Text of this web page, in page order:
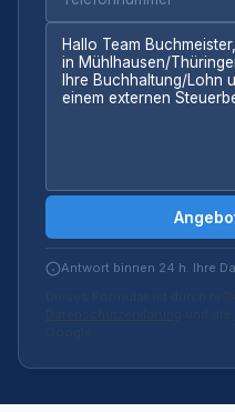
Antwort binnen 24 h. Ihre